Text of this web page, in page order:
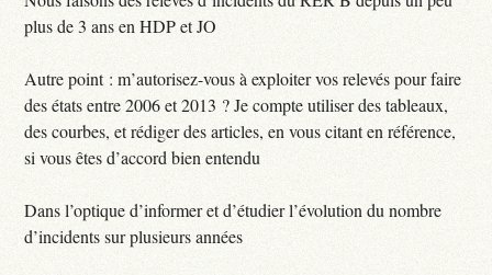
plus de 3 ans en HDP et JO
Autre point : m’autorisez-vous à exploiter vos relevés pour faire
des états entre 2006 et 2013 ? Je compte utiliser des tableaux,
des courbes, et rédiger des articles, en vous citant en référence,
si vous êtes d’accord bien entendu
Dans l’optique d’informer et d’étudier l’évolution du nombre
d’incidents sur plusieurs années